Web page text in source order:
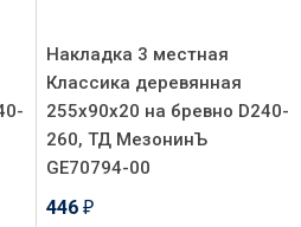
Накладка 3 местная
Классика деревянная
255х90х20 на бревно D240-
260, ТД МезонинЪ
GE70794-00
446 ₽